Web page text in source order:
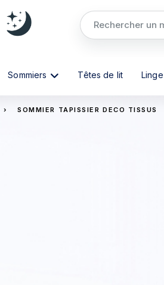
Sommiers Têtes de lit
›
SOMMIER TAPISSIER DECO TISSUS